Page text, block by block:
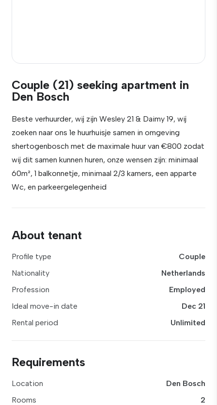
Couple (21) seeking apartment in
Den Bosch
Beste verhuurder, wij zijn Wesley 21 & Daimy 19, wij
zoeken naar ons 1e huurhuisje samen in omgeving
shertogenbosch met de maximale huur van €800 zodat
wij dit samen kunnen huren, onze wensen zijn: minimaal
60m², 1 balkonnetje, minimaal 2/3 kamers, een apparte
Wc, en parkeergelegenheid
About tenant
Profile type
Couple
Nationality
Netherlands
Profession
Employed
Ideal move-in date
Dec 21
Rental period
Unlimited
Requirements
Location
Den Bosch
Rooms
2